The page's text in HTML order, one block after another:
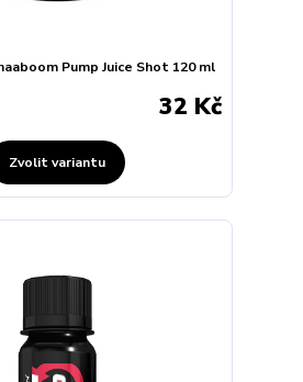
Pump Juice Shot 120 ml
32 Kč
Zvolit variantu